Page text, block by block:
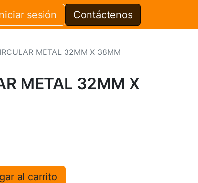
sesión Contáctenos
METAL 32MM X 38MM
METAL 32MM X
al carrito